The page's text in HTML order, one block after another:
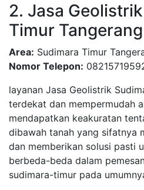
2. Jasa
Timur Tangerang
Area: Sudimara Timur
Nomor Telepon:
layanan Jasa Geolistrik
terdekat dan mempermudah
mendapatkan keakuratan
dibawah tanah yang sifatnya
dan memberikan solusi pasti
berbeda-beda dalam
sudimara-timur pada